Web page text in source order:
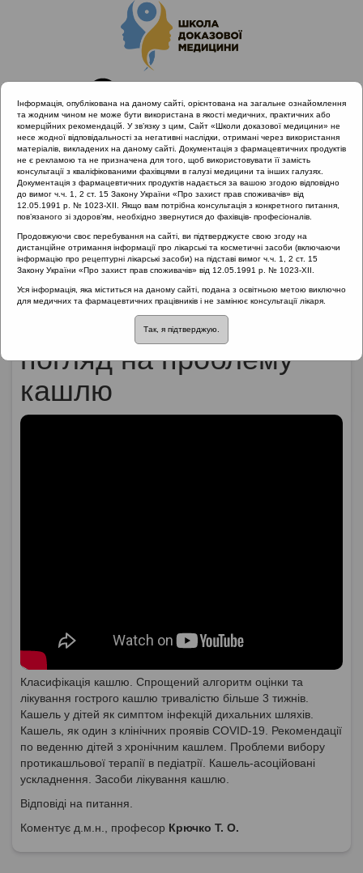
Головна
Матеріали за МКХ-11
12 Хвороби органів дихання
Дискусійна сесія: мультидисциплінарний погляд на
проблему кашлю
Дискусійна сесія:
мультидисциплінарний
погляд на проблему
кашлю
Класифікація кашлю. Спрощений алгоритм оцінки та
лікування гострого кашлю тривалістю більше 3 тижнів.
Кашель у дітей як симптом інфекцій дихальних шляхів.
Кашель, як один з клінічних проявів COVID-19. Рекомендації
по веденню дітей з хронічним кашлем. Проблеми вибору
протикашльової терапії в педіатрії. Кашель-асоційовані
ускладнення. Засоби лікування кашлю.
Відповіді на питання.
Коментує д.м.н., професор Крючко Т. О.
Інформація, опублікована на даному сайті, орієнтована на загальне ознайомлення
та жодним чином не може бути використана в якості медичних, практичних або
комерційних рекомендацій. У зв’язку з цим, Сайт «Школи доказової медицини» не
несе жодної відповідальності за негативні наслідки, отримані через використання
матеріалів, викладених на даному сайті. Документація з фармацевтичних продуктів
не є рекламою та не призначена для того, щоб використовувати її замість
консультації з кваліфікованими фахівцями в галузі медицини та інших галузях.
Документація з фармацевтичних продуктів надається за вашою згодою відповідно
до вимог ч.ч. 1, 2 ст. 15 Закону України «Про захист прав споживачів» від
12.05.1991 р. № 1023-XII. Якщо вам потрібна консультація з конкретного питання,
пов’язаного зі здоров’ям, необхідно звернутися до фахівців- професіоналів.
Продовжуючи своє перебування на сайті, ви підтверджуєте свою згоду на
дистанційне отримання інформації про лікарські та косметичні засоби (включаючи
інформацію про рецептурні лікарські засоби) на підставі вимог ч.ч. 1, 2 ст. 15
Закону України «Про захист прав споживачів» від 12.05.1991 р. № 1023-XII.
Уся інформація, яка міститься на даному сайті, подана з освітньою метою виключно
для медичних та фармацевтичних працівників і не замінює консультації лікаря.
Так, я підтверджую.